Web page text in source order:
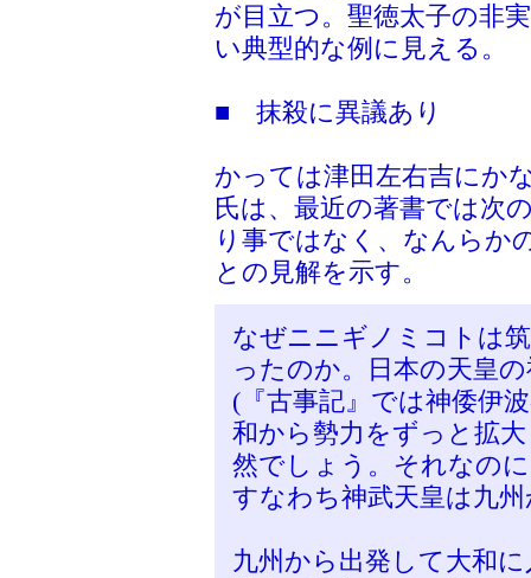
が目立つ。聖徳太子の非
い典型的な例に見える。
■ 抹殺に異議あり
かっては津田左右吉にか
氏は、最近の著書では次
り事ではなく、なんらか
との見解を示す。
なぜニニギノミコトは
ったのか。日本の天皇
(『古事記』では神倭伊
和から勢力をずっと拡
然でしょう。それなの
すなわち神武天皇は九
九州から出発して大和